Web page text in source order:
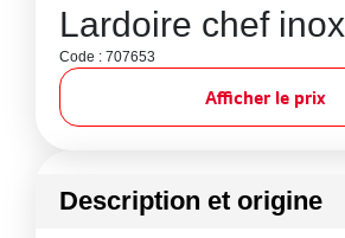
Lardoire chef
Code : 707653
Afficher le prix
Description et origine